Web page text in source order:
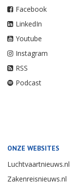
Facebook
LinkedIn
Youtube
Instagram
RSS
Podcast
ONZE WEBSITES
Luchtvaartnieuws.nl
Zakenreisnieuws.nl